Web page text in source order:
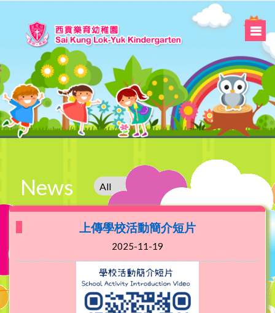
News
上傳學校活動簡介短片
2025-11-19